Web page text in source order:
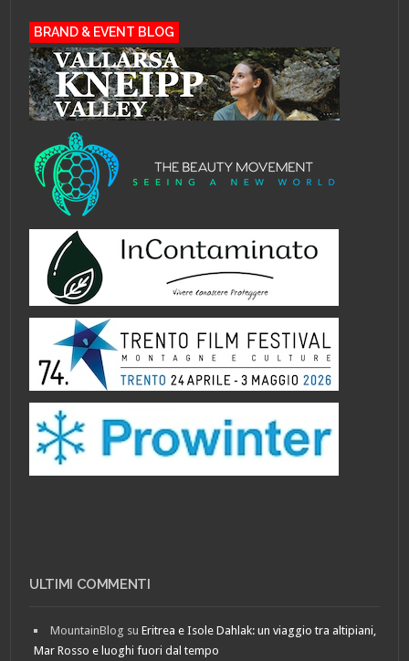
BRAND & EVENT BLOG
ULTIMI COMMENTI
MountainBlog suEritrea e Isole Dahlak: un viaggio tra altipiani,
Mar Rosso e luoghi fuori dal tempo